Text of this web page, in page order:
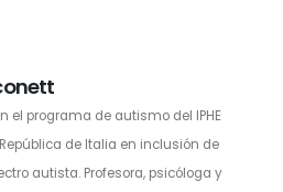
el programa de autismo del IPHE
de Italia en inclusión de
autista. Profesora, psicóloga y